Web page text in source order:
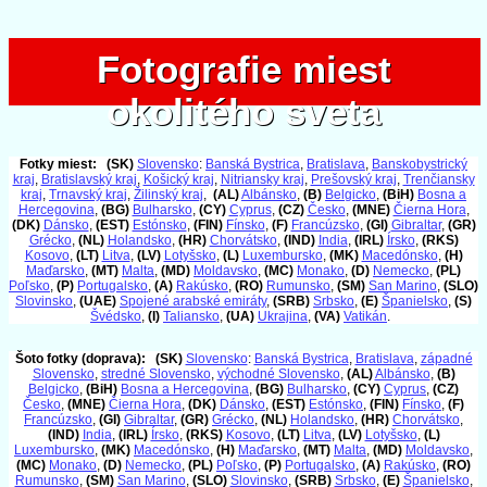
Fotografie miest
okolitého sveta
Fotografie miest
okolitého sveta
Fotky miest: (SK) Slovensko: Banská Bystrica, Bratislava, Banskobystrický
kraj, Bratislavský kraj, Košický kraj, Nitriansky kraj, Prešovský kraj, Trenčiansky
kraj, Trnavský kraj, Žilinský kraj, (AL)Albánsko, (B) Belgicko, (BiH) Bosna a
Hercegovina, (BG) Bulharsko, (CY) Cyprus, (CZ) Česko, (MNE) Čierna Hora,
(DK) Dánsko, (EST) Estónsko, (FIN) Fínsko, (F) Francúzsko, (GI) Gibraltar, (GR)
Grécko, (NL) Holandsko, (HR) Chorvátsko, (IND) India, (IRL) Írsko, (RKS)
Kosovo, (LT) Litva, (LV) Lotyšsko, (L) Luxembursko, (MK) Macedónsko, (H)
Maďarsko, (MT) Malta, (MD) Moldavsko, (MC) Monako, (D) Nemecko, (PL)
Poľsko, (P) Portugalsko, (A) Rakúsko, (RO) Rumunsko, (SM) San Marino, (SLO)
Slovinsko, (UAE) Spojené arabské emiráty, (SRB) Srbsko, (E) Španielsko, (S)
Švédsko, (I) Taliansko, (UA) Ukrajina, (VA) Vatikán.
Šoto fotky (doprava): (SK) Slovensko: Banská Bystrica, Bratislava, západné
Slovensko, stredné Slovensko, východné Slovensko, (AL)Albánsko, (B)
Belgicko, (BiH) Bosna a Hercegovina, (BG) Bulharsko, (CY) Cyprus, (CZ)
Česko, (MNE) Čierna Hora, (DK) Dánsko, (EST) Estónsko, (FIN) Fínsko, (F)
Francúzsko, (GI) Gibraltar, (GR) Grécko, (NL) Holandsko, (HR) Chorvátsko,
(IND) India, (IRL) Írsko, (RKS) Kosovo, (LT) Litva, (LV) Lotyšsko, (L)
Luxembursko, (MK) Macedónsko, (H) Maďarsko, (MT) Malta, (MD) Moldavsko,
(MC) Monako, (D) Nemecko, (PL) Poľsko, (P) Portugalsko, (A) Rakúsko, (RO)
Rumunsko, (SM) San Marino, (SLO) Slovinsko, (SRB) Srbsko, (E) Španielsko,